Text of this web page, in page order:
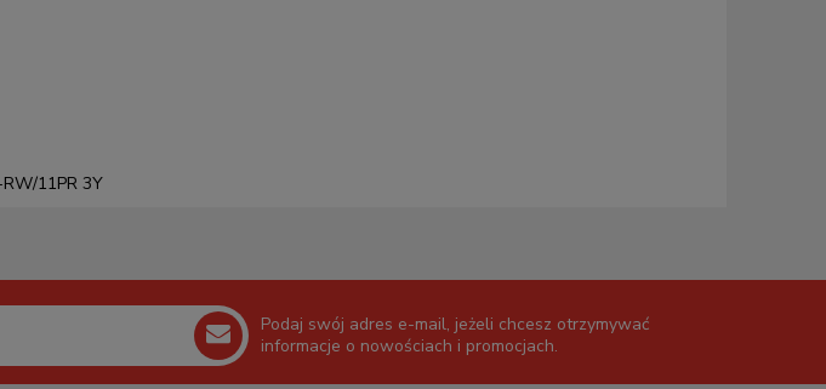
11PR 3Y
Podaj swój adres e-mail, jeżeli chcesz otrzymywać
informacje o nowościach i promocjach.